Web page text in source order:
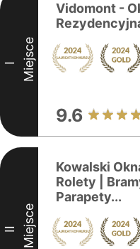
I Miejsce
Vidomont -
9.6
II Miejsce
Kowalski
Rolety |
Parapety...